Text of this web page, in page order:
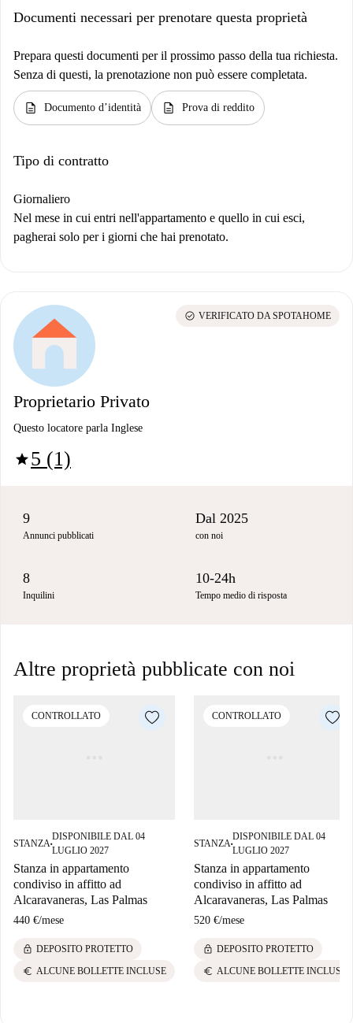
Documenti necessari per prenotare questa proprietà
Prepara questi documenti per il prossimo passo della tua richiesta.
Senza di questi, la prenotazione non può essere completata.
description Documento d’identità description Prova di reddito
Tipo di contratto
Giornaliero
Nel mese in cui entri nell'appartamento e quello in cui esci,
pagherai solo per i giorni che hai prenotato.
Proprietario Privato
Questo locatore parla Inglese
star5 (1)
check_circle VERIFICATO DA SPOTAHOME
9
Annunci pubblicati
Dal 2025
con noi
8
Inquilini
10-24h
Tempo medio di risposta
Altre proprietà pubblicate con noi
CONTROLLATO
STANZA■
DISPONIBILE DAL 04
LUGLIO 2027
Stanza in appartamento
condiviso in affitto ad
Alcaravaneras, Las Palmas
440 €/mese
lock DEPOSITO PROTETTO
euro ALCUNE BOLLETTE INCLUSE
CONTROLLATO
STANZA■
DISPONIBILE DAL 04
LUGLIO 2027
Stanza in appartamento
condiviso in affitto ad
Alcaravaneras, Las Palmas
520 €/mese
lock DEPOSITO PROTETTO
euro ALCUNE BOLLETTE INCLUSE